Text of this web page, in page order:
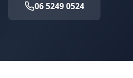
06 5249 0524